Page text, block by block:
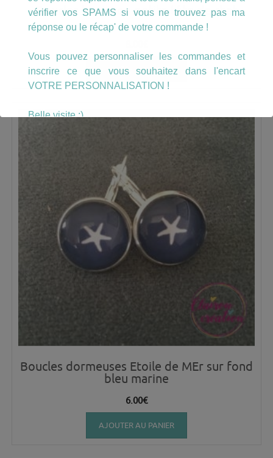
Boucles hameçon petite tête de chat
AJOUTER AU PANIER
Boucles dormeuses Etoile de MEr sur fond
bleu marine
6.00€
AJOUTER AU PANIER
vérifier vos SPAMS si vous ne trouvez pas ma
réponse ou le récap' de votre commande !
Vous pouvez personnaliser les commandes et
inscrire ce que vous souhaitez dans l'encart
VOTRE PERSONNALISATION !
Belle visite :)